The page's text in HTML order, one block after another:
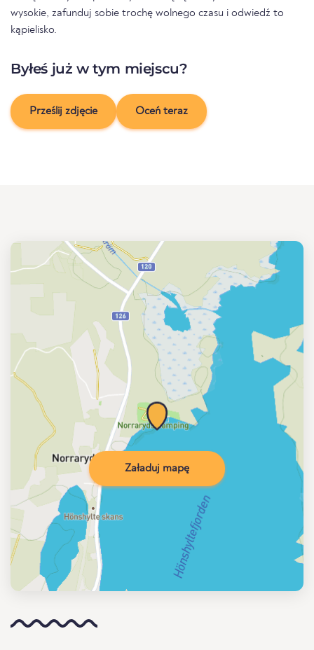
wysokie, zafunduj sobie trochę wolnego czasu i odwiedź to
kąpielisko.
Byłeś już w tym miejscu?
Prześlij zdjęcie Oceń teraz
Załaduj mapę